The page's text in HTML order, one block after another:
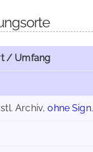
/ Umfang
Archiv,ohne Sign.